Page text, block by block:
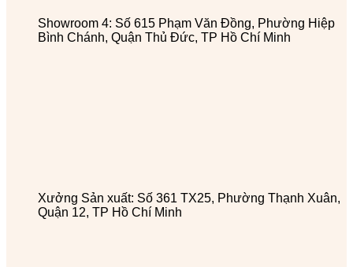
Showroom 4: Số 615 Phạm Văn Đồng, Phường Hiệp
Bình Chánh, Quận Thủ Đức, TP Hồ Chí Minh
Xưởng Sản xuất: Số 361 TX25, Phường Thạnh Xuân,
Quận 12, TP Hồ Chí Minh